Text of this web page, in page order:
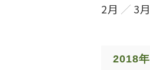
2月 3月
2018年